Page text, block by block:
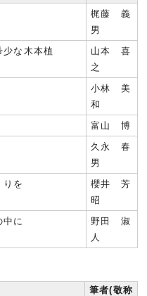
梶藤 義
男
な木本植
山本 喜
之
小林 美
和
富山 博
久永 春
男
を
櫻井 芳
昭
に
野田 淑
人
筆者(敬称